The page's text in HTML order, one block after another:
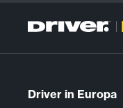
Driver in Europa